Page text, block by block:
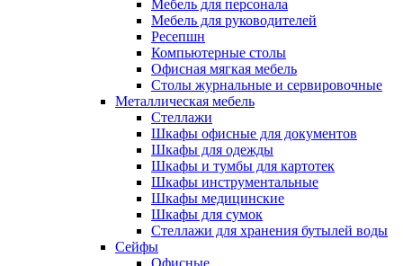
Мебель для персонала
Мебель для руководителей
Ресепшн
Компьютерные столы
Офисная мягкая мебель
Столы журнальные и сервировочные
Металлическая мебель
Стеллажи
Шкафы офисные для документов
Шкафы для одежды
Шкафы и тумбы для картотек
Шкафы инструментальные
Шкафы медицинские
Шкафы для сумок
Стеллажи для хранения бутылей воды
Сейфы